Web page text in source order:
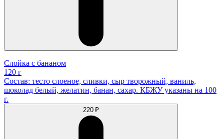
Слойка с бананом
120 г
Состав: тесто слоеное, сливки, сыр творожный, ваниль,
шоколад белый, желатин, банан, сахар. КБЖУ указаны на 100
г.
220 ₽